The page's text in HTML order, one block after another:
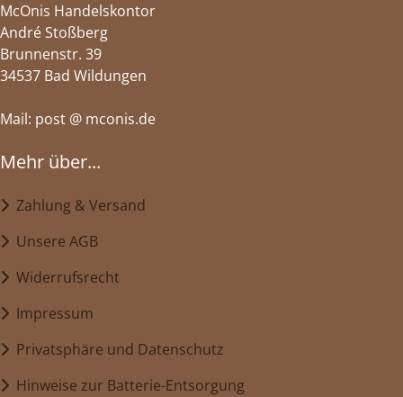
McOnis Handelskontor
André Stoßberg
Brunnenstr. 39
34537 Bad Wildungen
Mail: post @ mconis.de
Mehr über...
Zahlung & Versand
Unsere AGB
Widerrufsrecht
Impressum
Privatsphäre und Datenschutz
Hinweise zur Batterie-Entsorgung